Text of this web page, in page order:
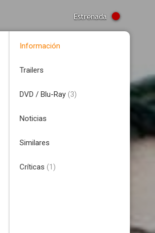
Estrenada
Información
Trailers
DVD / Blu-Ray (3)
Noticias
Similares
Críticas (1)